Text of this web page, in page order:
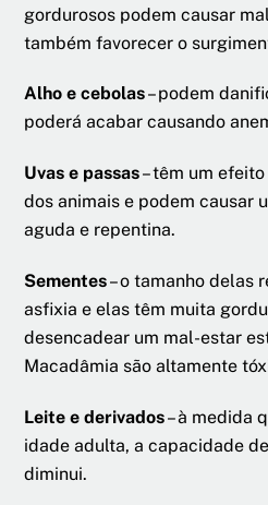
gordurosos podem causar
também favorecer o
Alho e cebolas– podem
poderá acabar causando
Uvas e passas– têm um
dos animais e podem causar
aguda e repentina.
Sementes– o tamanho delas
asfixia e elas têm muita
desencadear um mal-estar
Macadâmia são altamente
Leite e derivados– à medida
idade adulta, a capacidade
diminui.